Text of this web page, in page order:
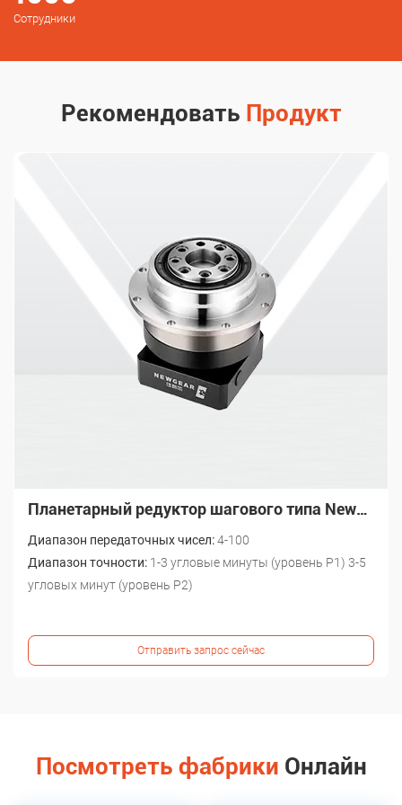
дистрибуции премиальных промышленных стандартных
деталей, обеспечивая комплексные закупки промышленного
Сотрудники
Рекомендовать Продукт
Планетарный редуктор шагового типа Newgear PG ISO 9001 высокого качества
Диапазон передаточных чисел:4-100
Диапазон точности: 1-3 угловые минуты (уровень P1) 3-5
угловых минут (уровень P2)
Отправить запрос сейчас
Посмотреть фабрики Онлайн